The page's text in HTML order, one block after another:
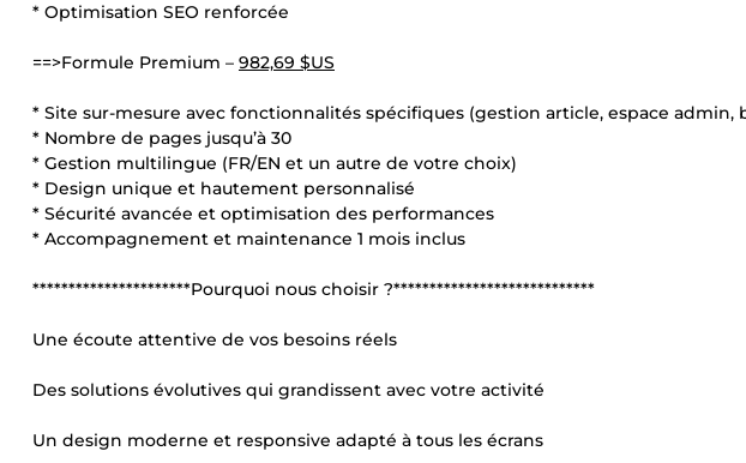
* Optimisation SEO renforcée
==>Formule Premium – 982,69 $US
* Site sur-mesure avec fonctionnalités spécifiques (gestion article, espace admin,
* Nombre de pages jusqu’à 30
* Gestion multilingue (FR/EN et un autre de votre choix)
* Design unique et hautement personnalisé
* Sécurité avancée et optimisation des performances
* Accompagnement et maintenance 1 mois inclus
**********************Pourquoi nous choisir ?****************************
Une écoute attentive de vos besoins réels
Des solutions évolutives qui grandissent avec votre activité
Un design moderne et responsive adapté à tous les écrans